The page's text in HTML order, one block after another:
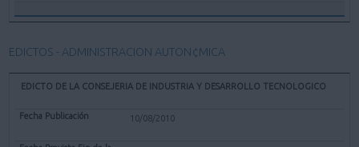
EDICTOS - ADMINISTRACION AUTON¢MICA
EDICTO DE LA CONSEJERIA DE INDUSTRIA Y DESARROLLO TECNOLOGICO
10/08/2010